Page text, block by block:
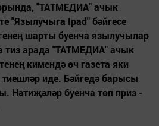
"ТАТМЕДИА" ачык
"Язылучыга Ipad" бәйгесе
шарты буенча язылучылар
тиз арада "ТАТМЕДИА" ачык
кимендә өч газета яки
иде. Бәйгедә барысы
Нәтиҗәләр буенча төп приз -